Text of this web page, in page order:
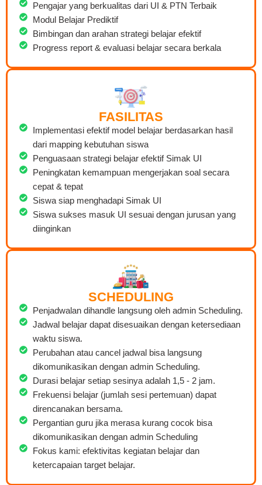
Pengajar yang berkualitas dari UI & PTN Terbaik
Modul Belajar Prediktif
Bimbingan dan arahan strategi belajar efektif
Progress report & evaluasi belajar secara berkala
FASILITAS
Implementasi efektif model belajar berdasarkan hasil
dari mapping kebutuhan siswa
Penguasaan strategi belajar efektif Simak UI
Peningkatan kemampuan mengerjakan soal secara
cepat & tepat
Siswa siap menghadapi Simak UI
Siswa sukses masuk UI sesuai dengan jurusan yang
diinginkan
SCHEDULING
Penjadwalan dihandle langsung oleh admin Scheduling.
Jadwal belajar dapat disesuaikan dengan ketersediaan
waktu siswa.
Perubahan atau cancel jadwal bisa langsung
dikomunikasikan dengan admin Scheduling.
Durasi belajar setiap sesinya adalah 1,5 - 2 jam.
Frekuensi belajar (jumlah sesi pertemuan) dapat
direncanakan bersama.
Pergantian guru jika merasa kurang cocok bisa
dikomunikasikan dengan admin Scheduling
Fokus kami: efektivitas kegiatan belajar dan
ketercapaian target belajar.